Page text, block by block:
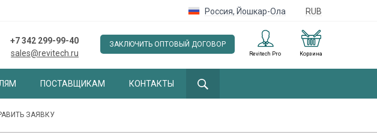
Россия, Йошкар-Ола RUB
Корзина
Revitech Pro
ЗАКЛЮЧИТЬ ОПТОВЫЙ ДОГОВОР
+7 342 299-99-40
sales@revitech.ru
ПОСТАВЩИКАМ КОНТАКТЫ
ЗАЯВКУ